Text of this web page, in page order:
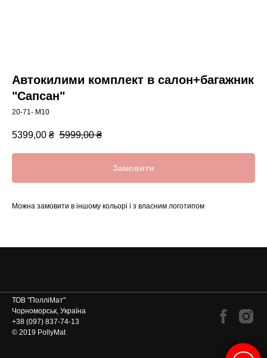
Автокилими комплект в салон+багажник
"Сапсан"
20-71- М10
5399,00 ₴ 5999,00 ₴
Замовити
Можна замовити в іншому кольорі і з власним логотипом
ТОВ "ПолліМат"
Чорноморськ, Україна
+38 (097) 837-74-13
© 2019 PollyMat